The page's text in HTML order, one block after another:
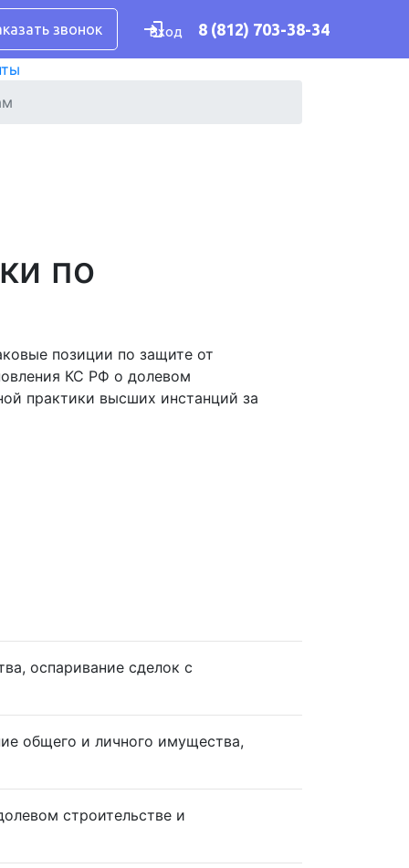
звонок Вход 8 (812) 703-38-34
по
позиции по защите от
КС РФ о долевом
практики высших инстанций за
оспаривание сделок с
общего и личного имущества,
строительстве и